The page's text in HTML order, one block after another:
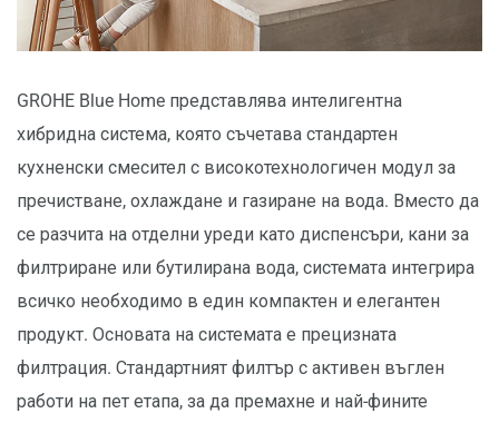
GROHE Blue Home представлява интелигентна
хибридна система, която съчетава стандартен
кухненски смесител с високотехнологичен модул за
пречистване, охлаждане и газиране на вода. Вместо да
се разчита на отделни уреди като диспенсъри, кани за
филтриране или бутилирана вода, системата интегрира
всичко необходимо в един компактен и елегантен
продукт. Основата на системата е прецизната
филтрация. Стандартният филтър с активен въглен
работи на пет етапа, за да премахне и най-фините